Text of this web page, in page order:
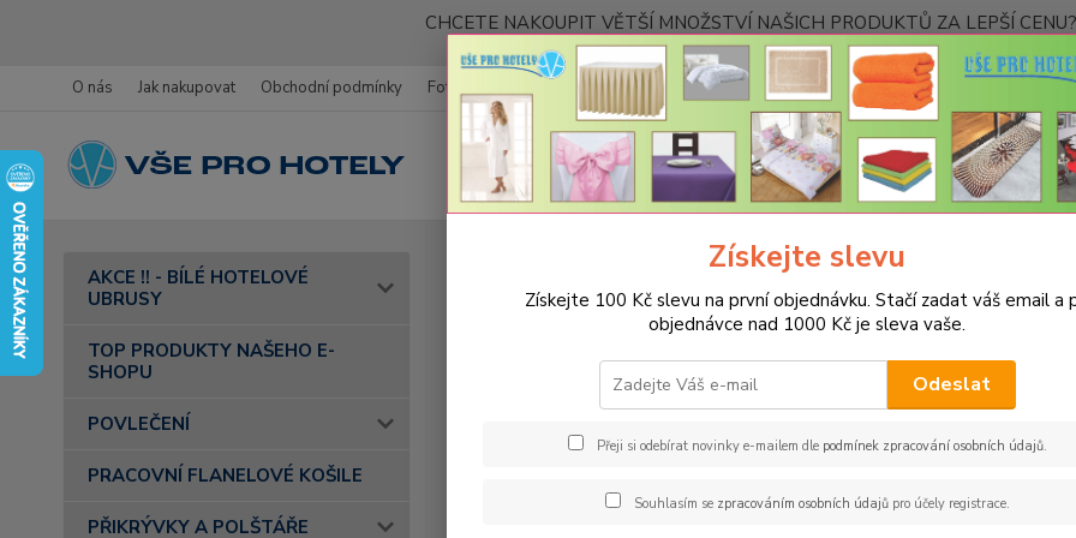
CHCETE NAKOUPIT VĚTŠÍ MNOŽSTVÍ NAŠICH PRODUKTŮ ZA LEPŠÍ
O nás Jak nakupovat Obchodní podmínky Fotogalerie Kontakty
Hledat
AKCE !! - BÍLÉ HOTELOVÉ
UBRUSY
TOP PRODUKTY NAŠEHO E-
SHOPU
POVLEČENÍ
PRACOVNÍ FLANELOVÉ KOŠILE
PŘIKRÝVKY A POLŠTÁŘE
Teflonové ubrusy jednobarevné s vodoodpudivou úpravou
Teflonový ubrus 140x240cm -
Jsme
Získejte slevu
Získejte 100 Kč slevu na první objednávku. Stačí zadat váš email a
objednávce nad 1000 Kč je sleva vaše.
Odeslat
Přeji si odebírat novinky e-mailem dle podmínek zpracování osobních údajů.
Souhlasím se zpracováním osobních údajůpro účely registrace.